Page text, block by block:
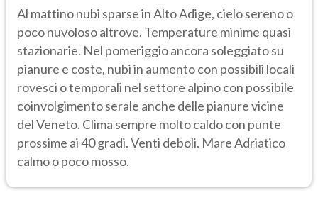
Al mattino nubi sparse in Alto Adige, cielo sereno o
poco nuvoloso altrove. Temperature minime quasi
stazionarie. Nel pomeriggio ancora soleggiato su
pianure e coste, nubi in aumento con possibili locali
rovesci o temporali nel settore alpino con possibile
coinvolgimento serale anche delle pianure vicine
del Veneto. Clima sempre molto caldo con punte
prossime ai 40 gradi. Venti deboli. Mare Adriatico
calmo o poco mosso.